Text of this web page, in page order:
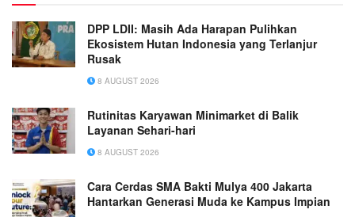
DPP LDII: Masih Ada Harapan Pulihkan
Ekosistem Hutan Indonesia yang Terlanjur
Rusak
8 AUGUST 2026
Rutinitas Karyawan Minimarket di Balik
Layanan Sehari-hari
8 AUGUST 2026
Cara Cerdas SMA Bakti Mulya 400 Jakarta
Hantarkan Generasi Muda ke Kampus Impian